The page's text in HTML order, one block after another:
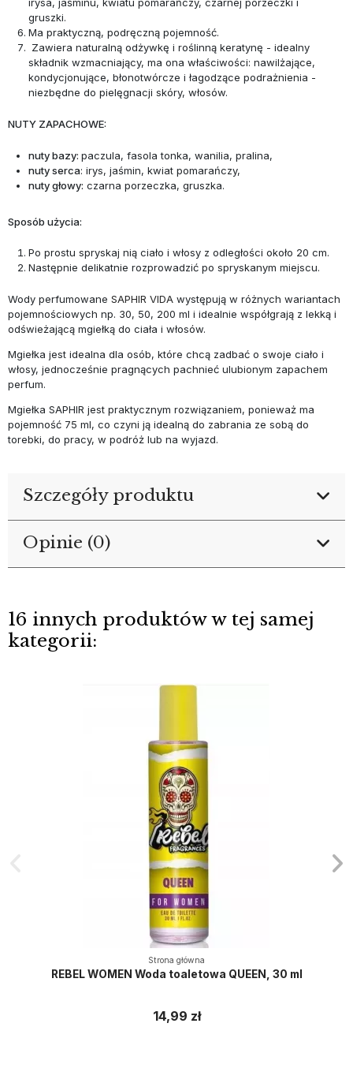
irysa, jaśminu, kwiatu pomarańczy, czarnej porzeczki i
gruszki.
Ma praktyczną, podręczną pojemność.
Zawiera naturalną odżywkę i roślinną keratynę - idealny
składnik wzmacniający, ma ona właściwości: nawilżające,
kondycjonujące, błonotwórcze i łagodzące podrażnienia -
niezbędne do pielęgnacji skóry, włosów.
NUTY ZAPACHOWE:
nuty bazy: paczula, fasola tonka, wanilia, pralina,
nuty serca: irys, jaśmin, kwiat pomarańczy,
nuty głowy: czarna porzeczka, gruszka.
Sposób użycia:
Po prostu spryskaj nią ciało i włosy z odległości około 20 cm.
Następnie delikatnie rozprowadzić po spryskanym miejscu.
Wody perfumowane SAPHIR VIDAwystępują w różnych wariantach
pojemnościowych np. 30, 50, 200 ml i idealnie współgrają z lekką i
odświeżającą mgiełką do ciała i włosów.
Mgiełka jest idealna dla osób, które chcą zadbać o swoje ciało i
włosy, jednocześnie pragnących pachnieć ulubionym zapachem
perfum.
Mgiełka SAPHIR jest praktycznym rozwiązaniem, ponieważ ma
pojemność 75 ml, co czyni ją idealną do zabrania ze sobą do
torebki, do pracy, w podróż lub na wyjazd.
Szczegóły produktu
Opinie (0)
16 innych produktów w tej samej
kategorii:
Strona główna
REBEL WOMEN Woda toaletowa QUEEN, 30 ml
14,99 zł